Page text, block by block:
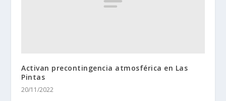
Activan precontingencia atmosférica en Las
Pintas
20/11/2022